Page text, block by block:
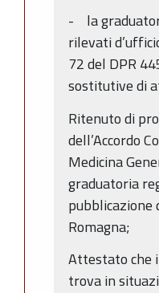
- la
rilevati
72 del DPR
sostitutive di
Ritenuto di
dell’Accordo
Medicina
graduatoria
Romagna;
Attestato che
trova in